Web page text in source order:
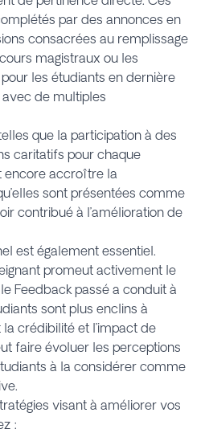
par des annonces en
consacrées au remplissage
magistraux ou les
les étudiants en dernière
de multiples
que la participation à des
caritatifs pour chaque
encore accroître la
sont présentées comme
contribué à l’amélioration de
est également essentiel.
promeut activement le
Feedback passé a conduit à
sont plus enclins à
la crédibilité et l’impact de
faire évoluer les perceptions
à la considérer comme
visant à améliorer vos
: